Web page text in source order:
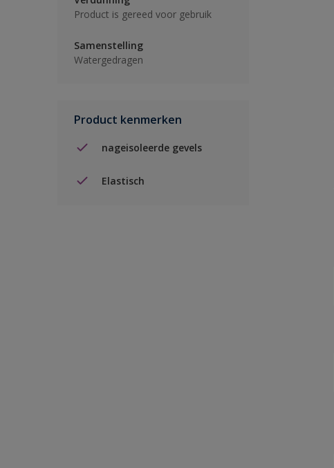
Product is gereed voor gebruik
Samenstelling
Watergedragen
Product kenmerken
nageisoleerde gevels
Elastisch